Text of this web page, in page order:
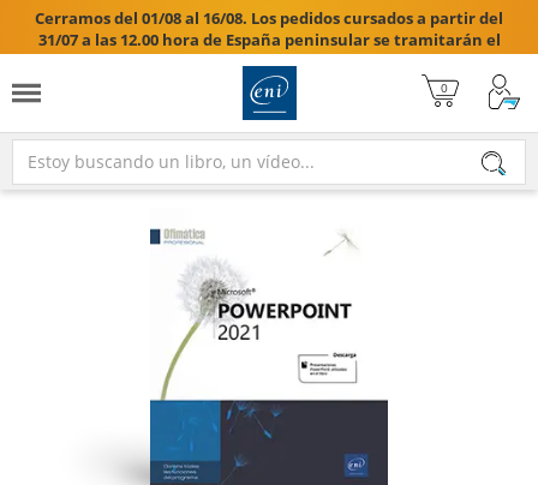
Cerramos del 01/08 al 16/08. Los pedidos cursados a partir del
31/07 a las 12.00 hora de España peninsular se tramitarán el
17/08/2026.
